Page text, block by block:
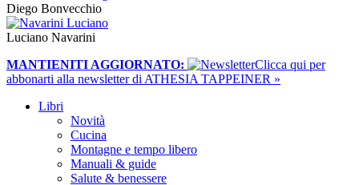
Diego Bonvecchio
Luciano Navarini
MANTIENITI AGGIORNATO:
​Clicca qui per
abbonarti alla newsletter di ATHESIA TAPPEINER »
Libri
Novità
Cucina
Montagne e tempo libero
Manuali & guide
Salute & benessere